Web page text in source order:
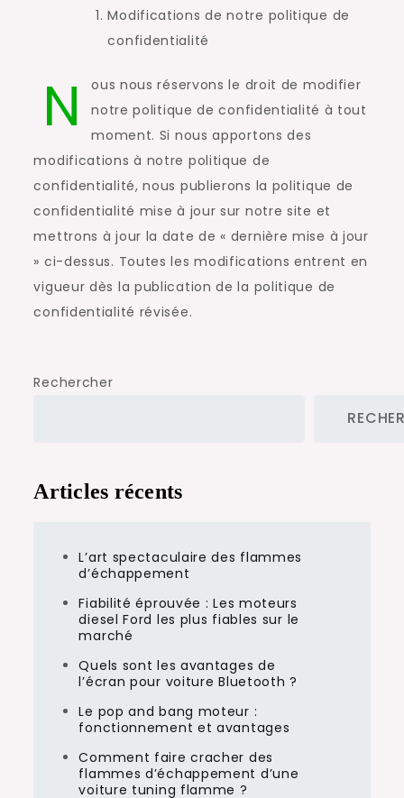
Modifications de notre politique de
confidentialité
N
ous nous réservons le droit de modifier
notre politique de confidentialité à tout
moment. Si nous apportons des
modifications à notre politique de
confidentialité, nous publierons la politique de
confidentialité mise à jour sur notre site et
mettrons à jour la date de « dernière mise à jour
» ci-dessus. Toutes les modifications entrent en
vigueur dès la publication de la politique de
confidentialité révisée.
Rechercher
Articles récents
L’art spectaculaire des flammes
d’échappement
Fiabilité éprouvée : Les moteurs
diesel Ford les plus fiables sur le
marché
Quels sont les avantages de
l’écran pour voiture Bluetooth ?
Le pop and bang moteur :
fonctionnement et avantages
Comment faire cracher des
flammes d’échappement d’une
voiture tuning flamme ?